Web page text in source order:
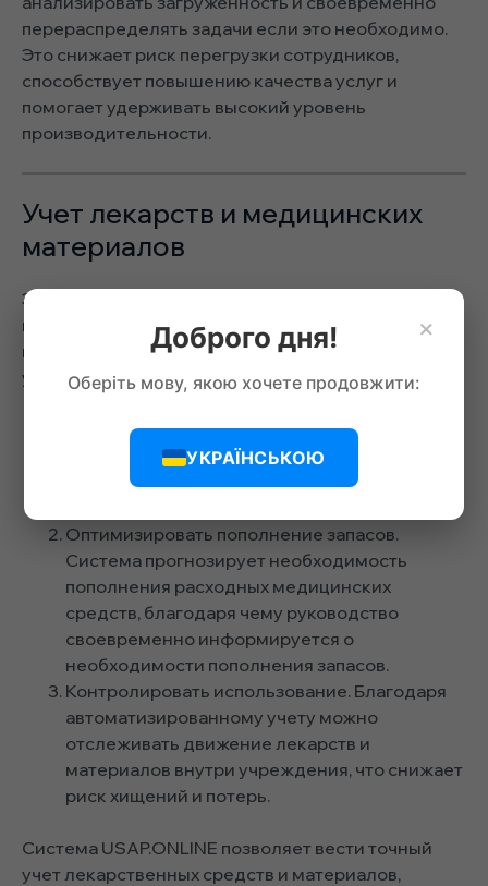
перераспределять задачи если это необходимо.
Это снижает риск перегрузки сотрудников,
способствует повышению качества услуг и
помогает удерживать высокий уровень
производительности.
Учет лекарств и медицинских
материалов
Эффективный контроль за запасами
медикаментов и медицинских материалов –
важнейший аспект работы медицинского
учреждения. Автоматизация позволяет:
Отслеживать наличие медикаментов.
Программа фиксирует все поступления и
расход материалов, предотвращая дефицит
Оптимизировать пополнение запасов.
Система прогнозирует необходимость
пополнения расходных медицинских
средств, благодаря чему руководство
своевременно информируется о
необходимости пополнения запасов.
Контролировать использование. Благодаря
автоматизированному учету можно
отслеживать движение лекарств и
материалов внутри учреждения, что снижает
риск хищений и потерь.
Система USAP.ONLINE позволяет вести точный
учет лекарственных средств и материалов,
×
Доброго дня!
Оберіть мову, якою хочете продовжити:
УКРАЇНСЬКОЮ